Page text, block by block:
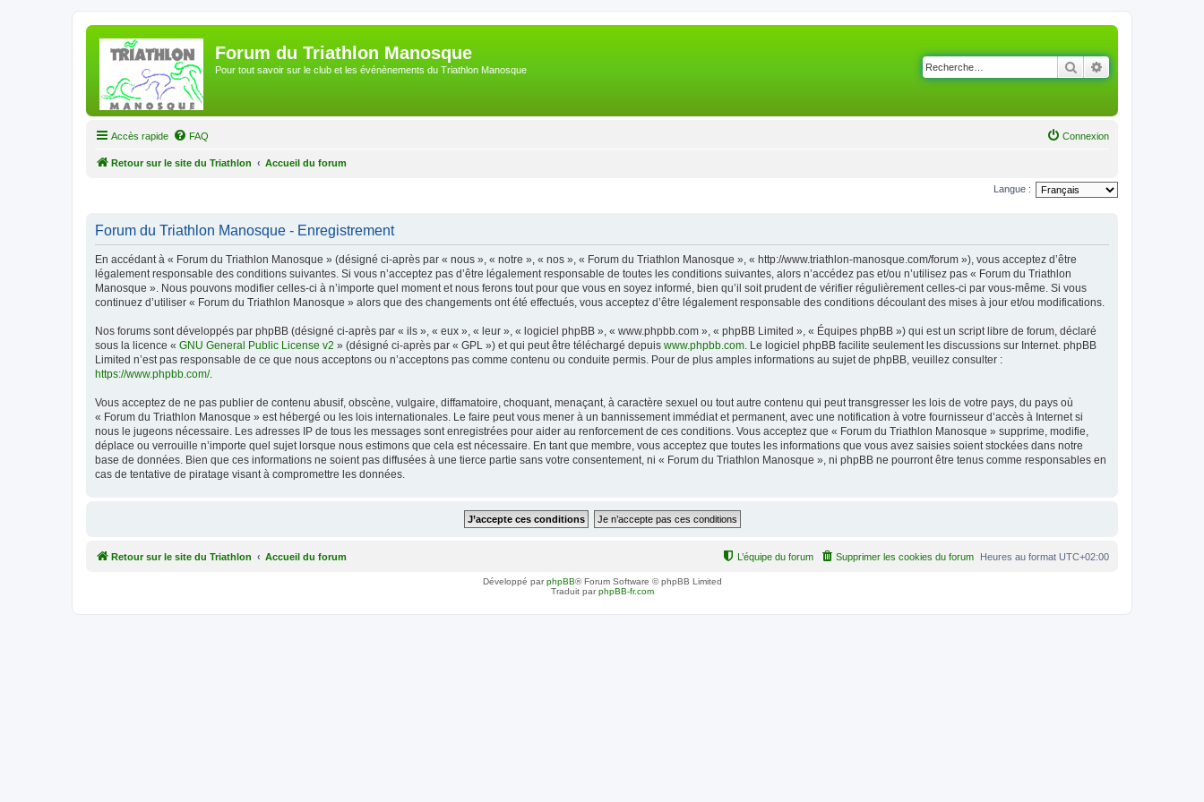
Forum du Triathlon Manosque
Pour tout savoir sur le club et les événènements du Triathlon Manosque Rechercher
Accès rapide FAQ Connexion
Retour sur le site du Triathlon Accueil du forum
Langue :
Forum du Triathlon Manosque - Enregistrement
En accédant à « Forum du Triathlon Manosque » (désigné ci-après par « nous », « notre », « nos », « Forum du Triathlon Manosque », « http://www.triathlon-manosque.com/forum »), vous acceptez d’être
légalement responsable des conditions suivantes. Si vous n’acceptez pas d’être légalement responsable de toutes les conditions suivantes, alors n’accédez pas et/ou n’utilisez pas « Forum du Triathlon
Manosque ». Nous pouvons modifier celles-ci à n’importe quel moment et nous ferons tout pour que vous en soyez informé, bien qu’il soit prudent de vérifier régulièrement celles-ci par vous-même. Si vous
continuez d’utiliser « Forum du Triathlon Manosque » alors que des changements ont été effectués, vous acceptez d’être légalement responsable des conditions découlant des mises à jour et/ou modifications.
Nos forums sont développés par phpBB (désigné ci-après par « ils », « eux », « leur », « logiciel phpBB », « www.phpbb.com », « phpBB Limited », « Équipes phpBB ») qui est un script libre de forum, déclaré
sous la licence « GNU General Public License v2 » (désigné ci-après par « GPL ») et qui peut être téléchargé depuis www.phpbb.com . Le logiciel phpBB facilite seulement les discussions sur Internet. phpBB
Limited n’est pas responsable de ce que nous acceptons ou n’acceptons pas comme contenu ou conduite permis. Pour de plus amples informations au sujet de phpBB, veuillez consulter :
https://www.phpbb.com/.
Vous acceptez de ne pas publier de contenu abusif, obscène, vulgaire, diffamatoire, choquant, menaçant, à caractère sexuel ou tout autre contenu qui peut transgresser les lois de votre pays, du pays où
« Forum du Triathlon Manosque » est hébergé ou les lois internationales. Le faire peut vous mener à un bannissement immédiat et permanent, avec une notification à votre fournisseur d’accès à Internet si
nous le jugeons nécessaire. Les adresses IP de tous les messages sont enregistrées pour aider au renforcement de ces conditions. Vous acceptez que « Forum du Triathlon Manosque » supprime, modifie,
déplace ou verrouille n’importe quel sujet lorsque nous estimons que cela est nécessaire. En tant que membre, vous acceptez que toutes les informations que vous avez saisies soient stockées dans notre
base de données. Bien que ces informations ne soient pas diffusées à une tierce partie sans votre consentement, ni « Forum du Triathlon Manosque », ni phpBB ne pourront être tenus comme responsables en
cas de tentative de piratage visant à compromettre les données.
Retour sur le site du Triathlon Accueil du forum Heures au format UTC+02:00
Supprimer les cookies du forum
L’équipe du forum
Développé parphpBB® Forum Software © phpBB Limited
Traduit parphpBB-fr.com